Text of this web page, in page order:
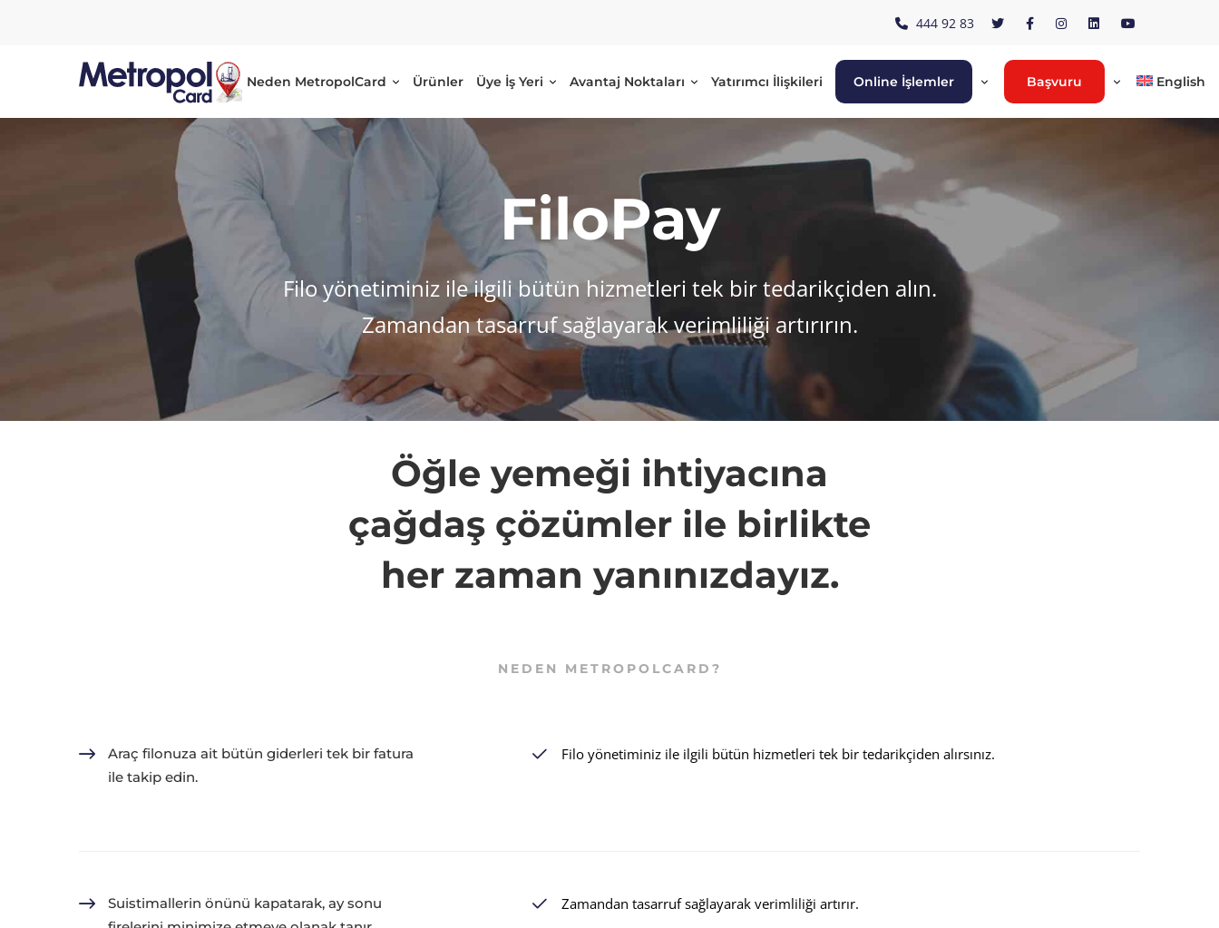
444 92 83
Neden MetropolCard Ürünler Üye İş Yeri Avantaj Noktaları Yatırımcı İlişkileri Online İşlemler Başvuru English
FiloPay
FiloPay
Filo yönetiminiz ile ilgili bütün hizmetleri tek bir tedarikçiden alın.
Zamandan tasarruf sağlayarak verimliliği artırırın.
Öğle yemeği ihtiyacına
çağdaş çözümler ile birlikte
her zaman yanınızdayız.
NEDEN METROPOLCARD?
Araç filonuza ait bütün giderleri tek bir fatura
ile takip edin.
Filo yönetiminiz ile ilgili bütün hizmetleri tek bir tedarikçiden alırsınız.
Suistimallerin önünü kapatarak, ay sonu
Zamandan tasarruf sağlayarak verimliliği artırır.